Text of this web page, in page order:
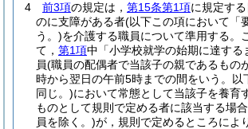
4
前3項の規定は， 第15条第1項に規定す
のに支障がある者(以下この項において「
う。)を介護する職員について準用する。
て， 第1項中「小学校就学の始期に達する
員(職員の配偶者で当該子の親であるもの
時から翌日の午前5時までの間をいう。以
同じ。)において常態として当該子を養育
ものとして規則で定める者に該当する場
員を除く。)が，規則で定めるところによ